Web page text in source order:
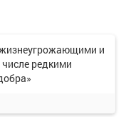
и
редкими